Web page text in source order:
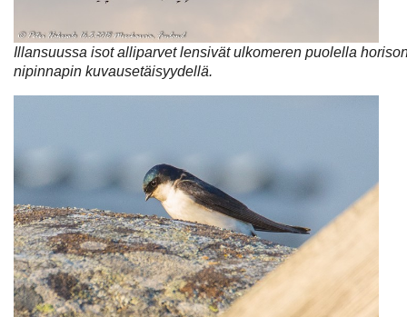
Illansuussa isot alliparvet lensivät ulkomeren puolella
nipinnapin kuvausetäisyydellä.